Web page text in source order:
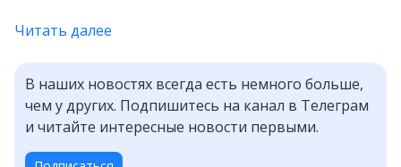
Читать далее
В наших новостях всегда есть немного больше,
чем у других. Подпишитесь на канал в Телеграм
и читайте интересные новости первыми.